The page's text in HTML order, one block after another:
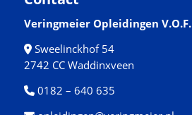
Veringmeier Opleidingen V.O.F.
Sweelinckhof 54
2742 CC Waddinxveen
0182 – 640 635